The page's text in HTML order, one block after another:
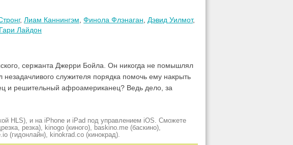
, Лиам Каннингэм Финола Флэнаган Дэвид Уилмот,
Гари Лайдон
сержанта Джерри Бойла. Он никогда не помышлял
служителя порядка помочь ему накрыть
и решительный афроамериканец? Ведь дело, за
HLS), и на iPhone и iPad под управлением iOS. Сможете
резка), kinogo (киного), baskino.me (баскино),
(гидонлайн), kinokrad.сo (кинокрад).